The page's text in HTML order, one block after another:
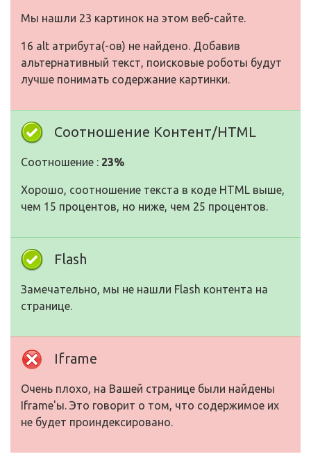
Мы нашли 23 картинок на этом веб-сайте.
16 alt атрибута(-ов) не найдено. Добавив
альтернативный текст, поисковые роботы будут
лучше понимать содержание картинки.
Соотношение Контент/HTML
Соотношение : 23%
Хорошо, соотношение текста в коде HTML выше,
чем 15 процентов, но ниже, чем 25 процентов.
Flash
Замечательно, мы не нашли Flash контента на
странице.
Iframe
Очень плохо, на Вашей странице были найдены
Iframe'ы. Это говорит о том, что содержимое их
не будет проиндексировано.